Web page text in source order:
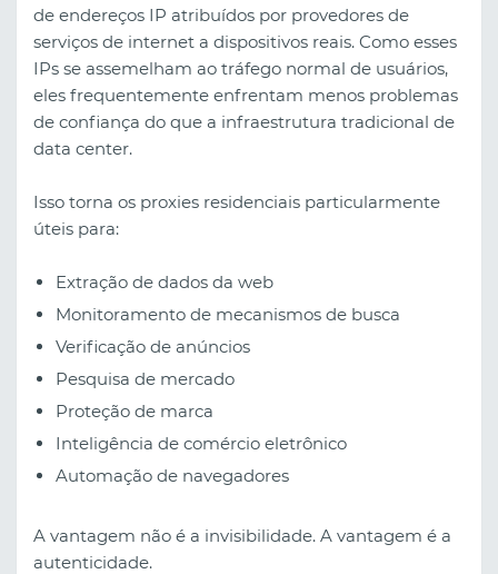
de endereços IP atribuídos por provedores de
serviços de internet a dispositivos reais. Como esses
IPs se assemelham ao tráfego normal de usuários,
eles frequentemente enfrentam menos problemas
de confiança do que a infraestrutura tradicional de
data center.
Isso torna os proxies residenciais particularmente
úteis para:
Extração de dados da web
Monitoramento de mecanismos de busca
Verificação de anúncios
Pesquisa de mercado
Proteção de marca
Inteligência de comércio eletrônico
Automação de navegadores
A vantagem não é a invisibilidade. A vantagem é a
autenticidade.